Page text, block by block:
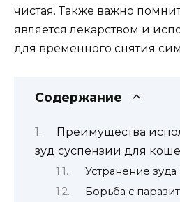
чистая. Также важно
является лекарством и
для временного снятия
Содержание
Преимущества
зуд суспензии для
Устранение
Борьба с